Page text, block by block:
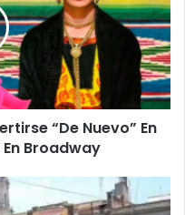
“De Nuevo” En
Broadway